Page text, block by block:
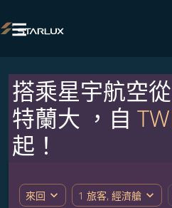

搭乘星宇航空
特蘭大 ，自
起！
來回 expand_more 1 旅客, 經濟艙 expand_more